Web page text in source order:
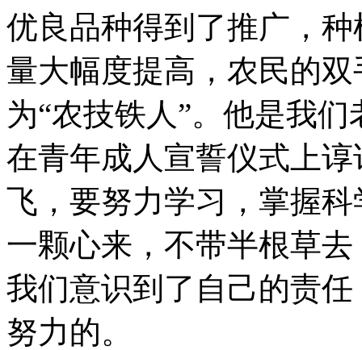
优良品种得到了推广，
量大幅度提高，农民的
为“农技铁人”。他是我
在青年成人宣誓仪式上
飞，要努力学习，掌握
一颗心来，不带半根草
我们意识到了自己的责
努力的。